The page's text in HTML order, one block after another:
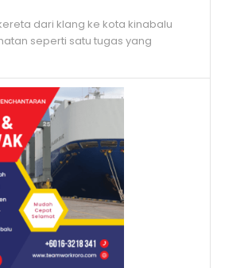
dari klang ke kota kinabalu
seperti satu tugas yang